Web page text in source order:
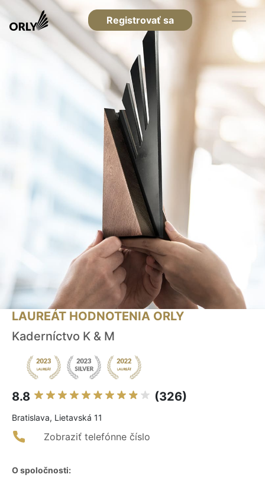
Registrovať sa
LAUREÁT HODNOTENIA ORLY
Kaderníctvo K & M
8.8 (326)
Bratislava, Lietavská 11
Zobraziť telefónne číslo
O spoločnosti: